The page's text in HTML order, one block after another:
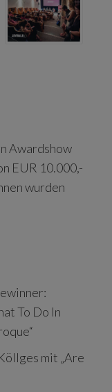
Awardshow
EUR 10.000,-
wurden
To Do In
mit „Are